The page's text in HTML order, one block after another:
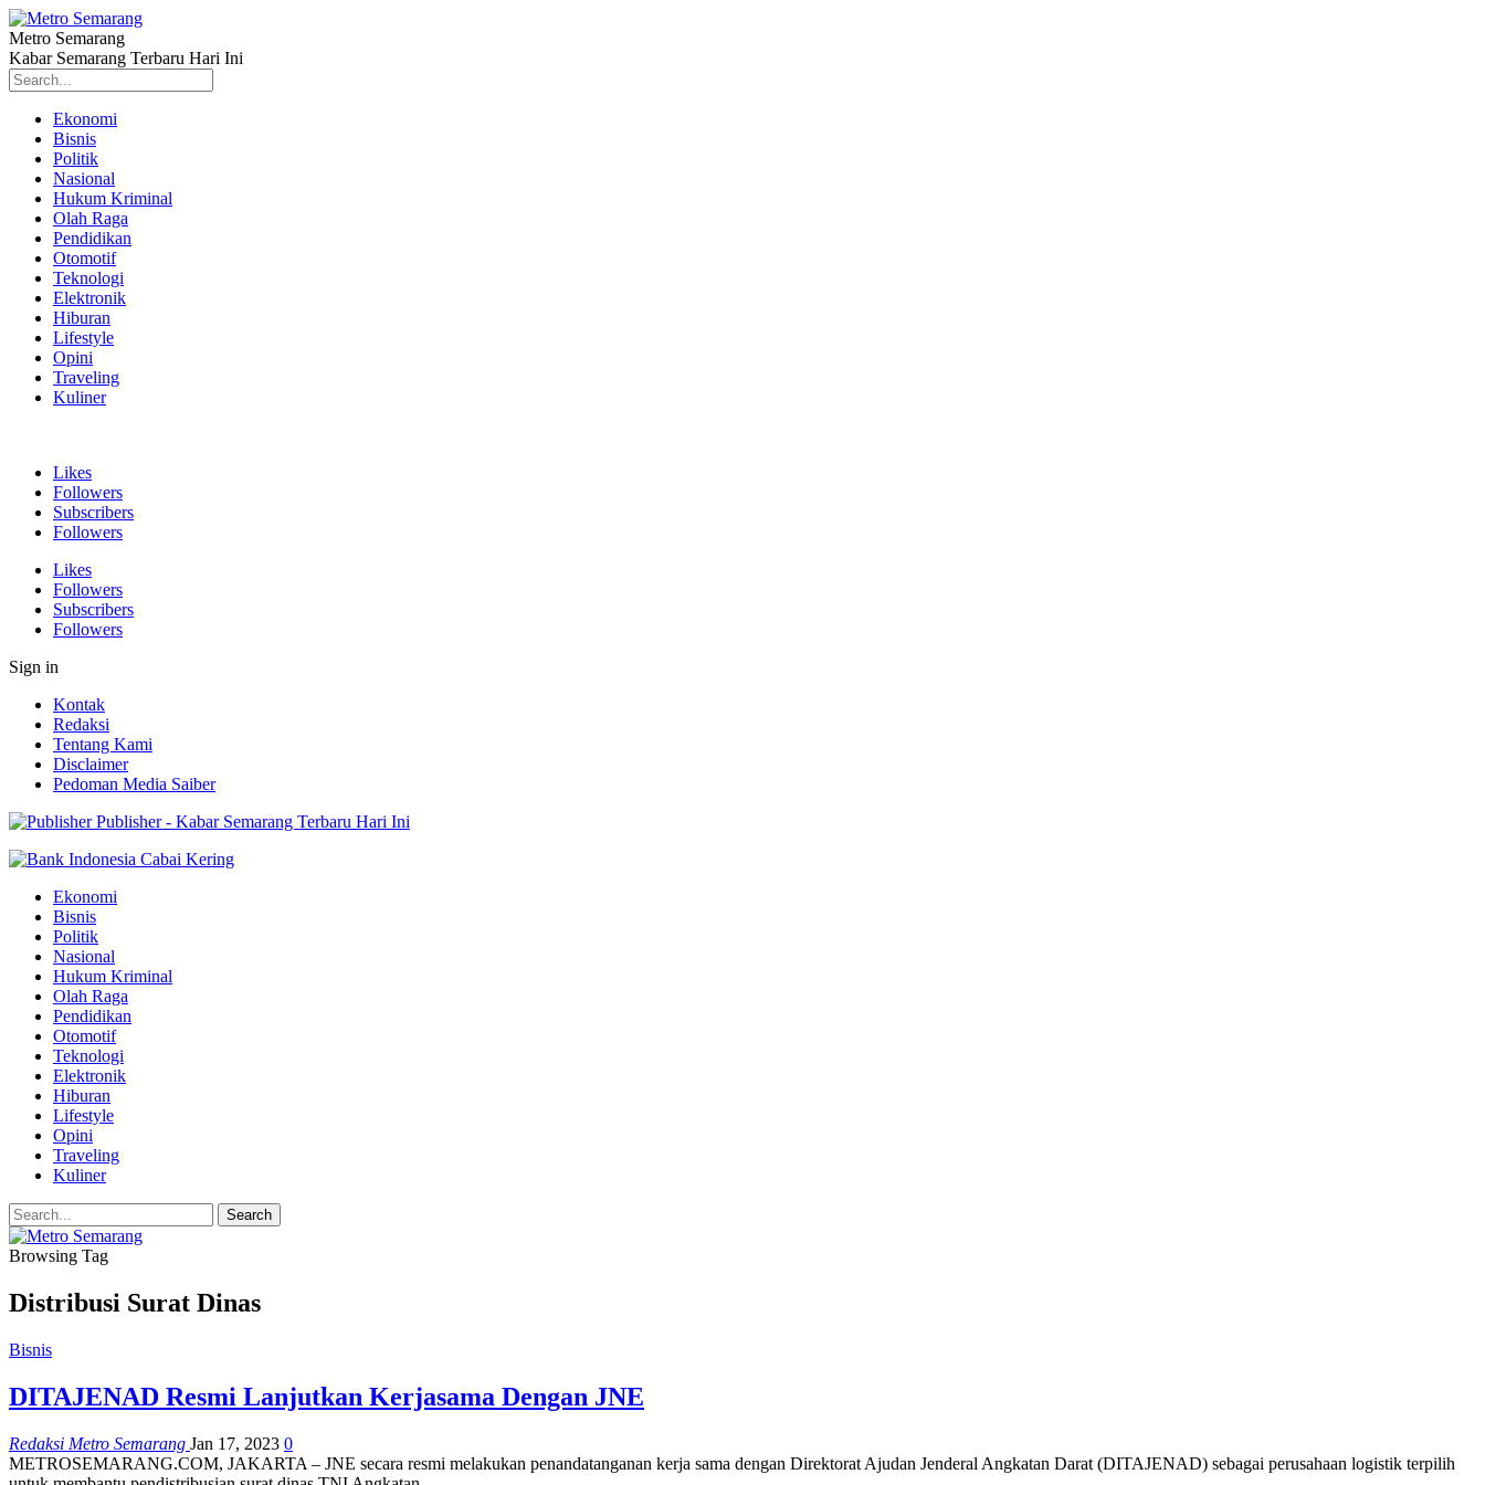
Metro Semarang
Kabar Semarang Terbaru Hari Ini
Ekonomi
Bisnis
Politik
Nasional
Hukum Kriminal
Olah Raga
Pendidikan
Otomotif
Teknologi
Elektronik
Hiburan
Lifestyle
Opini
Traveling
Kuliner
Likes
Followers
Subscribers
Followers
Likes
Followers
Subscribers
Followers
Sign in
Kontak
Redaksi
Tentang Kami
Disclaimer
Pedoman Media Saiber
Publisher - Kabar Semarang Terbaru Hari Ini
Ekonomi
Bisnis
Politik
Nasional
Hukum Kriminal
Olah Raga
Pendidikan
Otomotif
Teknologi
Elektronik
Hiburan
Lifestyle
Opini
Traveling
Kuliner
Browsing Tag
Distribusi Surat Dinas
Bisnis
DITAJENAD Resmi Lanjutkan Kerjasama Dengan JNE
Redaksi Metro Semarang Jan 17, 2023 0
METROSEMARANG.COM, JAKARTA – JNE secara resmi melakukan penandatanganan kerja sama dengan Direktorat Ajudan Jenderal Angkatan Darat (DITAJENAD) sebagai perusahaan logistik terpilih